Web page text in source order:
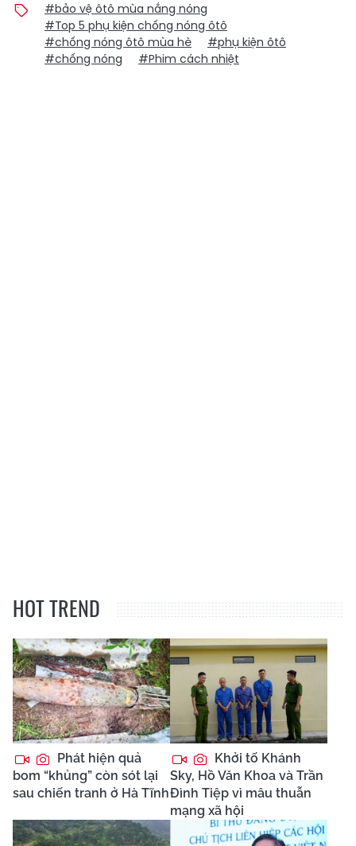
#bảo vệ ôtô mùa nắng nóng
#Top 5 phụ kiện chống nóng ôtô
#chống nóng ôtô mùa hè
#phụ kiện ôtô
#chống nóng
#Phim cách nhiệt
HOT TREND
Phát hiện quả
bom “khủng” còn sót lại
sau chiến tranh ở Hà Tĩnh
Khởi tố Khánh
Sky, Hồ Văn Khoa và Trần
Đình Tiệp vì mâu thuẫn
mạng xã hội